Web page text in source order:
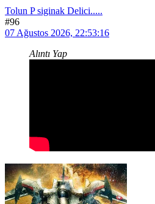
Tolun P siginak Delici.....
#96
07 Ağustos 2026, 22:53:16
Alıntı Yap